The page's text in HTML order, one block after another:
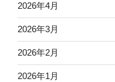
2026年4月
2026年3月
2026年2月
2026年1月